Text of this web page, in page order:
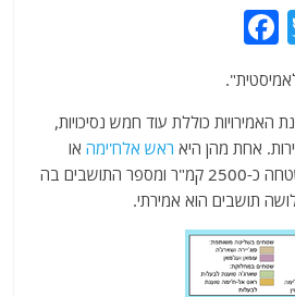
T
itt
er
c
e
b
o
o
k
האמירויות כוללת עוד חמש נסיכויות,
אחת מהן היא ראש אלח'ימה או
בעברית "ראש האוהל". שטחה כ-2500 קמ"ר ומספר התושבים בה